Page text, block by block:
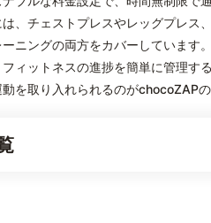
、チェストプレスやレッグプレス
ニングの両方をカバーしています
ィットネスの進捗を簡単に管理す
を取り入れられるのがchocoZAP